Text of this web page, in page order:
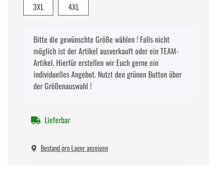
3XL
4XL
xBitte die gewünschte Größe wählen ! Falls nicht
möglich ist der Artikel ausverkauft oder ein TEAM-
Artikel. Hierfür erstellen wir Euch gerne ein
individuelles Angebot. Nutzt den grünen Button über
der Größenauswahl !
Lieferbar
Bestand pro Lager anzeigen